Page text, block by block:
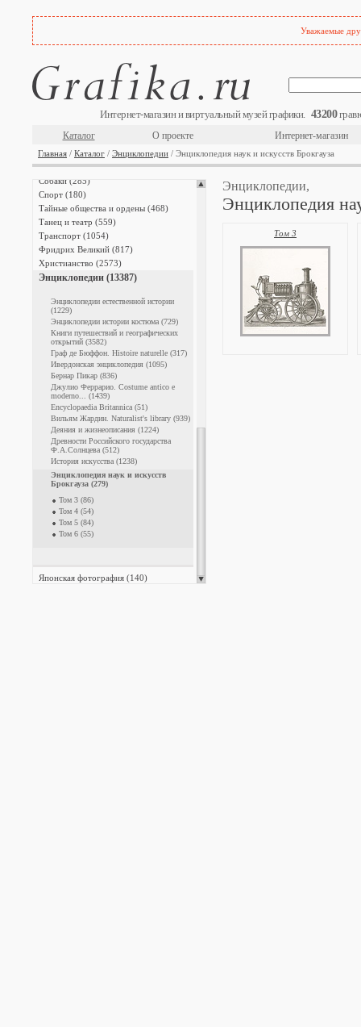
Уважаемые
Интернет-магазин и виртуальный музей графики. 43200
Каталог О проекте Интернет-магазин
Главная / Каталог / Энциклопедии / Энциклопедия наук и искусств Брокгауза
Плакаты и афиши (25)
Профессии (809)
Разные темы (3537)
Растения (1863)
Религии (407)
Сельское хозяйство (205)
С живописных оригиналов (1674)
Смерть (320)
Собаки (285)
Спорт (180)
Тайные общества и ордены (468)
Танец и театр (559)
Транспорт (1054)
Фридрих Великий (817)
Христианство (2573)
Энциклопедии (13387)
Энциклопедии естественной истории
(1229)
Энциклопедии истории костюма (729)
Книги путешествий и географических
открытий (3582)
Граф де Бюффон. Histoire naturelle (317)
Ивердонская энциклопедия (1095)
Бернар Пикар (836)
Джулио Феррарио. Costume antico e
moderno... (1439)
Encyclopaedia Britannica (51)
Вильям Жардин. Naturalist's library (939)
Деяния и жизнеописания (1224)
Древности Российского государства
Ф.А.Солнцева (512)
История искусства (1238)
Энциклопедия наук и искусств
Брокгауза (279)
Том 3 (86)
Том 4 (54)
Том 5 (84)
Том 6 (55)
Японская фотография (140)
Энциклопедии,
Энциклопедия
Том 3